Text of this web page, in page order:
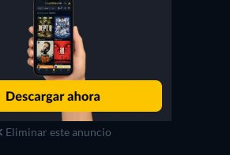
Eliminar este anuncio